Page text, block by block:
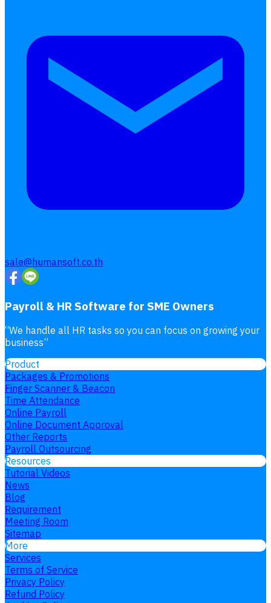
FollowHuman
sale@humansoft.co.th
Payroll & HR Software for SME Owners
“We handle all HR tasks so you can focus on growing your
business”
Product
Packages & Promotions
Finger Scanner & Beacon
Time Attendance
Online Payroll
Online Document Approval
Other Reports
Payroll Outsourcing
Resources
Tutorial Videos
News
Blog
Requirement
Meeting Room
Sitemap
More
Services
Terms of Service
Privacy Policy
Refund Policy